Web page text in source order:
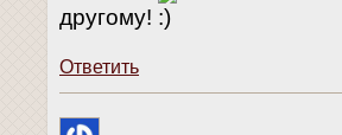
другому!
Ответить